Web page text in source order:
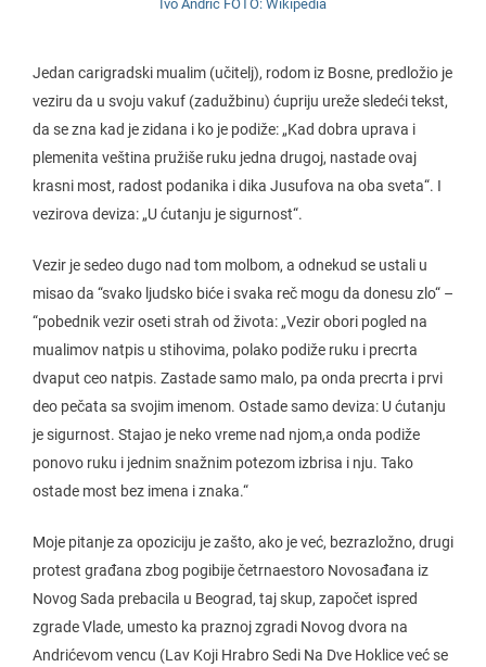
Ivo Andrić FOTO: Wikipedia
Jedan carigradski mualim (učitelj), rodom iz Bosne, predložio je
veziru da u svoju vakuf (zadužbinu) ćupriju ureže sledeći tekst,
da se zna kad je zidana i ko je podiže: „Kad dobra uprava i
plemenita veština pružiše ruku jedna drugoj, nastade ovaj
krasni most, radost podanika i dika Jusufova na oba sveta“. I
vezirova deviza: „U ćutanju je sigurnost“.
Vezir je sedeo dugo nad tom molbom, a odnekud se ustali u
misao da “svako ljudsko biće i svaka reč mogu da donesu zlo“ –
“pobednik vezir oseti strah od života: „Vezir obori pogled na
mualimov natpis u stihovima, polako podiže ruku i precrta
dvaput ceo natpis. Zastade samo malo, pa onda precrta i prvi
deo pečata sa svojim imenom. Ostade samo deviza: U ćutanju
je sigurnost. Stajao je neko vreme nad njom,a onda podiže
ponovo ruku i jednim snažnim potezom izbrisa i nju. Tako
ostade most bez imena i znaka.“
Moje pitanje za opoziciju je zašto, ako je već, bezrazložno, drugi
protest građana zbog pogibije četrnaestoro Novosađana iz
Novog Sada prebacila u Beograd, taj skup, započet ispred
zgrade Vlade, umesto ka praznoj zgradi Novog dvora na
Andrićevom vencu (Lav Koji Hrabro Sedi Na Dve Hoklice već se